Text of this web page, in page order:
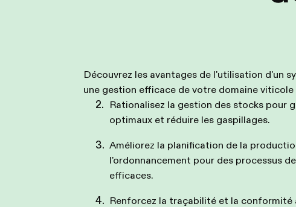
Découvrez les avantages de l'utilisation d'un
une gestion efficace de votre domaine viticole
Rationalisez la gestion des stocks pour
optimaux et réduire les gaspillages.
Améliorez la planification de la
l'ordonnancement pour des processus
efficaces.
Renforcez la traçabilité et la conformité